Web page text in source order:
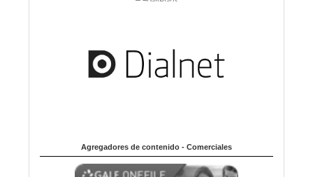
Agregadores de contenido - Comerciales